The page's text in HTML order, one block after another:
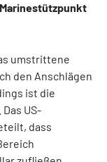
umstrittene
den Anschlägen
ist die
US-
dass